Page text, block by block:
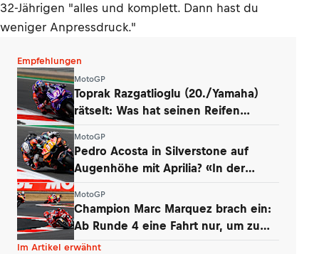
32-Jährigen "alles und komplett. Dann hast du
weniger Anpressdruck."
Empfehlungen
MotoGP
Toprak Razgatlioglu (20./Yamaha)
rätselt: Was hat seinen Reifen
MotoGP
Pedro Acosta in Silverstone auf
Augenhöhe mit Aprilia? «In der
MotoGP
Champion Marc Marquez brach ein:
Ab Runde 4 eine Fahrt nur, um zu
überleben
Im Artikel erwähnt